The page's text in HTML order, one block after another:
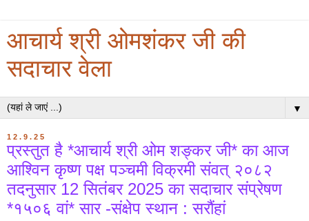
आचार्य श्री ओमशंकर जी की
सदाचार वेला
▼
12.9.25
प्रस्तुत है *आचार्य श्री ओम शङ्कर जी* का आज
आश्विन कृष्ण पक्ष पञ्चमी विक्रमी संवत् २०८२
तदनुसार 12 सितंबर 2025 का सदाचार संप्रेषण
*१५०६ वां* सार -संक्षेप स्थान : सरौंहां